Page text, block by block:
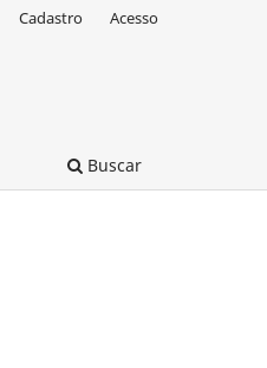
Buscar
Cadastro Acesso